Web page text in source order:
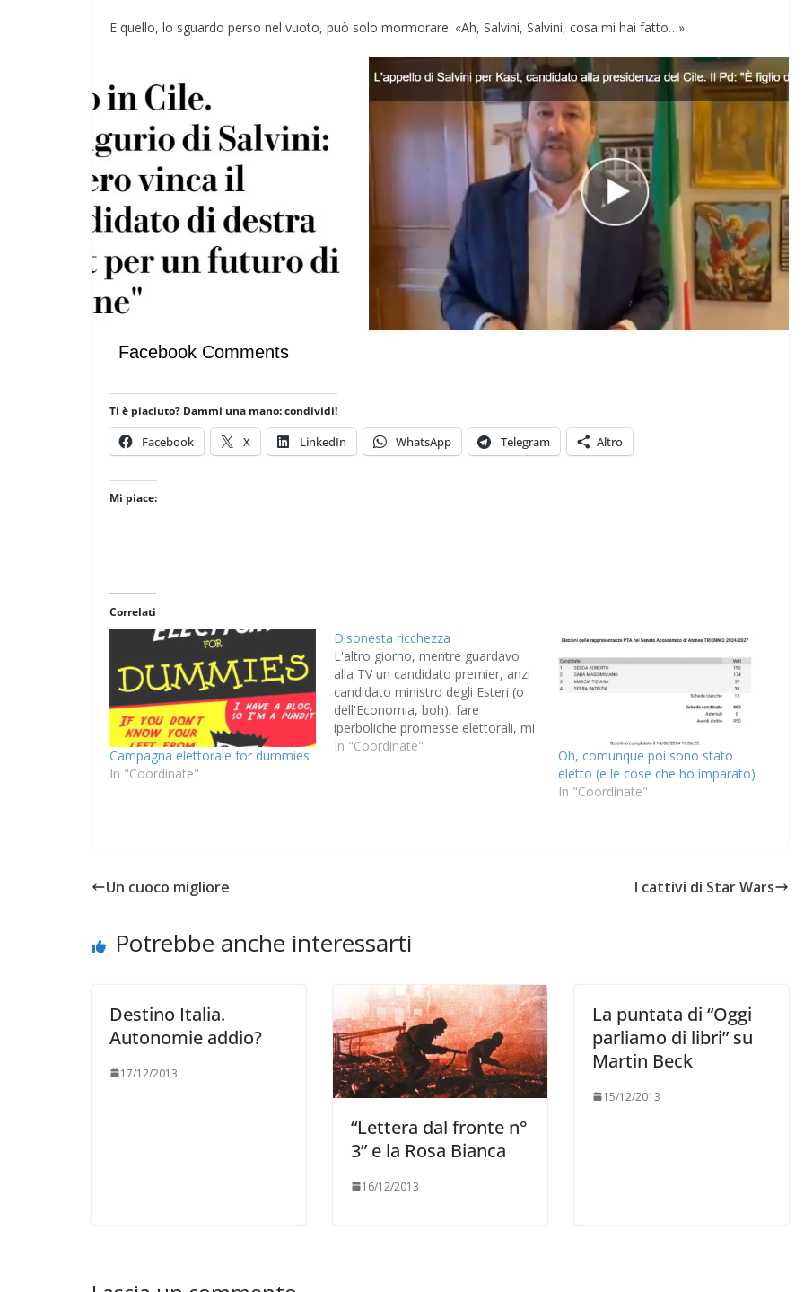
E quello, lo sguardo perso nel vuoto, può solo mormorare: «Ah, Salvini, Salvini, cosa mi hai fatto…».
Facebook Comments
Ti è piaciuto? Dammi una mano: condividi!
Facebook X LinkedIn WhatsApp Telegram Altro
Mi piace:
Correlati
Campagna elettorale for dummies
In "Coordinate"
Disonesta ricchezza
L'altro giorno, mentre guardavo
alla TV un candidato premier, anzi
candidato ministro degli Esteri (o
dell'Economia, boh), fare
iperboliche promesse elettorali, mi
è tornata alla mente una parabola
In "Coordinate"
Oh, comunque poi sono stato
eletto (e le cose che ho imparato)
In "Coordinate"
Un cuoco migliore I cattivi di Star Wars
Potrebbe anche interessarti
Destino Italia.
Autonomie addio?
17/12/2013
“Lettera dal fronte n°
3” e la Rosa Bianca
16/12/2013
La puntata di “Oggi
parliamo di libri” su
Martin Beck
15/12/2013
il conflitto alla
per la Pace di
COORDINATE
IL PENSIERO
04/02/2026
COORDINATE IL PENSIERO
OPINIONI
POLITICA
TESTI
Indiani e pionieri
28/01/2026 Rufus